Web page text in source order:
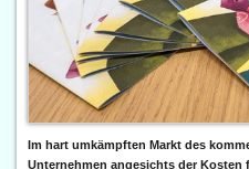
Im hart umkämpften Markt des
Unternehmen angesichts der